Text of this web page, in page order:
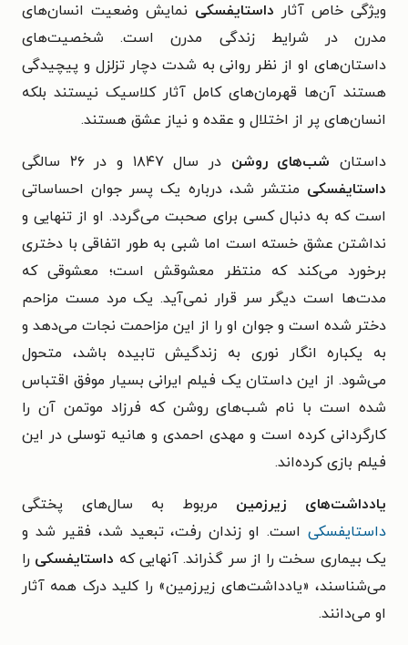
ویژگی خاص آثار داستایفسکی نمایش وضعیت انسان‌های
مدرن در شرایط زندگی مدرن است. شخصیت‌های
داستان‌های او از نظر روانی به شدت دچار تزلزل و پیچیدگی
هستند آن‌ها قهرمان‌های کامل آثار کلاسیک نیستند بلکه
انسان‌های پر از اختلال و عقده و نیاز عشق هستند.
داستان شب‌های روشن در سال ۱۸۴۷ و در ۲۶ سالگی
داستایفسکی منتشر شد، درباره یک پسر جوان احساساتی‌
است که به دنبال کسی برای صحبت می‌گردد. او از تنهایی و
نداشتن عشق خسته است اما شبی به طور اتفاقی با دختری
بر‎خورد می‌کند که منتظر معشوقش است؛ معشوقی که
مدت‌ها است دیگر سر قرار نمی‌آید. یک مرد مست مزاحم
دختر شده است و جوان او را از این مزاحمت نجات می‌دهد و
به یکباره انگار نوری به زندگیش تابیده باشد، متحول
می‌شود. از این داستان یک فیلم ایرانی بسیار موفق اقتباس
شده است با نام شب‌های روشن که فرزاد موتمن آن را
کارگردانی کرده است و مهدی احمدی و هانیه توسلی در این
فیلم بازی کرده‌اند.
یادداشت‌های زیرزمین مربوط به سال‌های پختگی
داستایفسکی است. او زندان رفت، تبعید شد، فقیر شد و
یک بیماری سخت را از سر گذراند. آنهایی که داستایفسکی را
می‌شناسند، «یادداشت‌های زیرزمین» را کلید درک همه آثار
او می‌دانند.